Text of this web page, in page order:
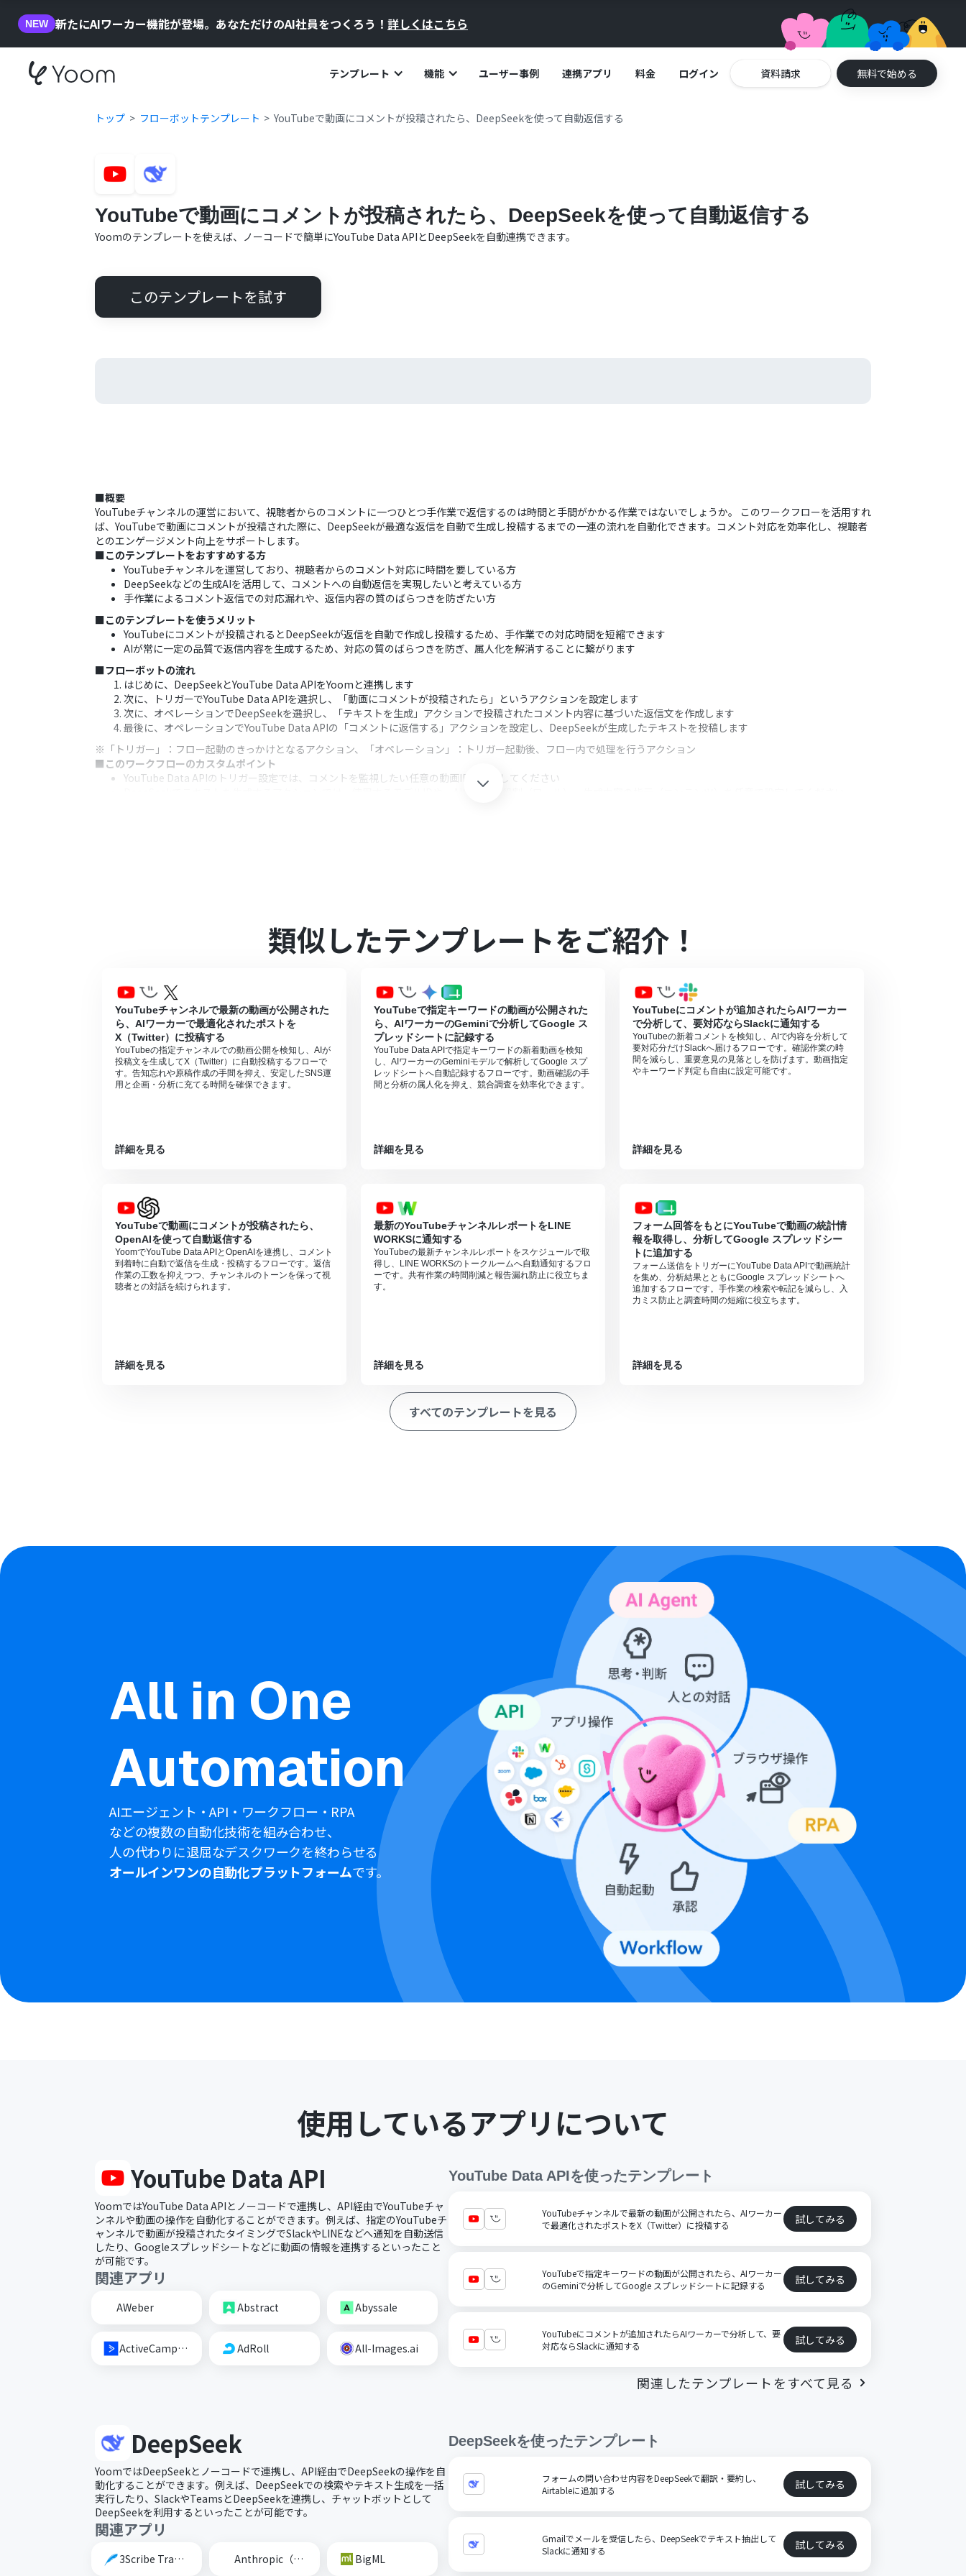
NEW 新たにAIワーカー機能が登場。あなただけのAI社員をつくろう！ 詳しくはこちら
テンプレート 機能 ユーザー事例 連携アプリ 料金 ログイン 資料請求 無料で始める
トップ フローボットテンプレート YouTubeで動画にコメントが投稿されたら、DeepSeekを使って自動返信する
YouTubeで動画にコメントが投稿されたら、DeepSeekを使って自動返信する
Yoomのテンプレートを使えば、ノーコードで簡単にYouTube Data APIとDeepSeekを自動連携できます。
このテンプレートを試す
■概要
YouTubeチャンネルの運営において、視聴者からのコメントに一つひとつ手作業で返信するのは時間と手間がかかる作業ではないでしょうか。 このワークフローを活用すれ
ば、YouTubeで動画にコメントが投稿された際に、DeepSeekが最適な返信を自動で生成し投稿するまでの一連の流れを自動化できます。コメント対応を効率化し、視聴者
とのエンゲージメント向上をサポートします。
■このテンプレートをおすすめする方
YouTubeチャンネルを運営しており、視聴者からのコメント対応に時間を要している方
DeepSeekなどの生成AIを活用して、コメントへの自動返信を実現したいと考えている方
手作業によるコメント返信での対応漏れや、返信内容の質のばらつきを防ぎたい方
■このテンプレートを使うメリット
YouTubeにコメントが投稿されるとDeepSeekが返信を自動で作成し投稿するため、手作業での対応時間を短縮できます
AIが常に一定の品質で返信内容を生成するため、対応の質のばらつきを防ぎ、属人化を解消することに繋がります
■フローボットの流れ
はじめに、DeepSeekとYouTube Data APIをYoomと連携します
次に、トリガーでYouTube Data APIを選択し、「動画にコメントが投稿されたら」というアクションを設定します
次に、オペレーションでDeepSeekを選択し、「テキストを生成」アクションで投稿されたコメント内容に基づいた返信文を作成します
最後に、オペレーションでYouTube Data APIの「コメントに返信する」アクションを設定し、DeepSeekが生成したテキストを投稿します
※「トリガー」：フロー起動のきっかけとなるアクション、「オペレーション」：トリガー起動後、フロー内で処理を行うアクション
■このワークフローのカスタムポイント
YouTube Data APIのトリガー設定では、コメントを監視したい任意の動画IDを設定してください
類似したテンプレートをご紹介！
YouTubeチャンネルで最新の動画が公開された
ら、AIワーカーで最適化されたポストを
X（Twitter）に投稿する
YouTubeの指定チャンネルでの動画公開を検知し、AIが
投稿文を生成してX（Twitter）に自動投稿するフローで
す。告知忘れや原稿作成の手間を抑え、安定したSNS運
用と企画・分析に充てる時間を確保できます。
詳細を見る
YouTubeで指定キーワードの動画が公開された
ら、AIワーカーのGeminiで分析してGoogle ス
プレッドシートに記録する
YouTube Data APIで指定キーワードの新着動画を検知
し、AIワーカーのGeminiモデルで解析してGoogle スプ
レッドシートへ自動記録するフローです。動画確認の手
間と分析の属人化を抑え、競合調査を効率化できます。
詳細を見る
YouTubeにコメントが追加されたらAIワーカー
で分析して、要対応ならSlackに通知する
YouTubeの新着コメントを検知し、AIで内容を分析して
要対応分だけSlackへ届けるフローです。確認作業の時
間を減らし、重要意見の見落としを防げます。動画指定
やキーワード判定も自由に設定可能です。
詳細を見る
YouTubeで動画にコメントが投稿されたら、
OpenAIを使って自動返信する
YoomでYouTube Data APIとOpenAIを連携し、コメント
到着時に自動で返信を生成・投稿するフローです。返信
作業の工数を抑えつつ、チャンネルのトーンを保って視
聴者との対話を続けられます。
詳細を見る
最新のYouTubeチャンネルレポートをLINE
WORKSに通知する
YouTubeの最新チャンネルレポートをスケジュールで取
得し、LINE WORKSのトークルームへ自動通知するフロ
ーです。共有作業の時間削減と報告漏れ防止に役立ちま
す。
詳細を見る
フォーム回答をもとにYouTubeで動画の統計情
報を取得し、分析してGoogle スプレッドシー
トに追加する
フォーム送信をトリガーにYouTube Data APIで動画統計
を集め、分析結果とともにGoogle スプレッドシートへ
追加するフローです。手作業の検索や転記を減らし、入
力ミス防止と調査時間の短縮に役立ちます。
詳細を見る
すべてのテンプレートを見る
All in One
Automation
AIエージェント・API・ワークフロー・RPA
などの複数の自動化技術を組み合わせ、
人の代わりに退屈なデスクワークを終わらせる
オールインワンの自動化プラットフォームです。
使用しているアプリについて
YouTube Data API
YoomではYouTube Data APIとノーコードで連携し、API経由でYouTubeチャ
ンネルや動画の操作を自動化することができます。例えば、指定のYouTubeチ
ャンネルで動画が投稿されたタイミングでSlackやLINEなどへ通知を自動送信
したり、Googleスプレッドシートなどに動画の情報を連携するといったこと
が可能です。
関連アプリ
AWeber Abstract Abyssale
ActiveCampaign AdRoll All-Images.ai
YouTube Data APIを使ったテンプレート
YouTubeチャンネルで最新の動画が公開されたら、AIワーカー
で最適化されたポストをX（Twitter）に投稿する
試してみる
YouTubeで指定キーワードの動画が公開されたら、AIワーカー
のGeminiで分析してGoogle スプレッドシートに記録する
試してみる
YouTubeにコメントが追加されたらAIワーカーで分析して、要
対応ならSlackに通知する
試してみる
関連したテンプレートをすべて見る
DeepSeek
YoomではDeepSeekとノーコードで連携し、API経由でDeepSeekの操作を自
動化することができます。例えば、DeepSeekでの検索やテキスト生成を一括
実行したり、SlackやTeamsとDeepSeekを連携し、チャットボットとして
DeepSeekを利用するといったことが可能です。
関連アプリ
3Scribe Transcription Anthropic（Claude） BigML
DeepSeekを使ったテンプレート
フォームの問い合わせ内容をDeepSeekで翻訳・要約し、
Airtableに追加する
試してみる
Gmailでメールを受信したら、DeepSeekでテキスト抽出して
Slackに通知する
試してみる